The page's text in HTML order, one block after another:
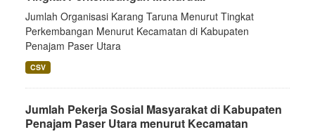
Jumlah Organisasi Karang Taruna Menurut Tingkat
Perkembangan Menurut Kecamatan di Kabupaten
Penajam Paser Utara
CSV
Jumlah Pekerja Sosial Masyarakat di Kabupaten
Penajam Paser Utara menurut Kecamatan